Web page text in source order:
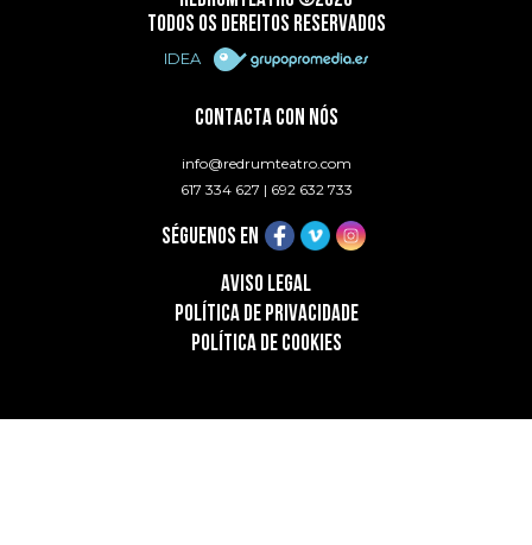
TODOS OS DEREITOS RESERVADOS
IDEA
CONTACTA CON NÓS
info@redrumteatro.com
617 334 627 | 692 632 733
SÉGUENOS EN
AVISO LEGAL
POLÍTICA DE PRIVACIDADE
POLÍTICA DE COOKIES